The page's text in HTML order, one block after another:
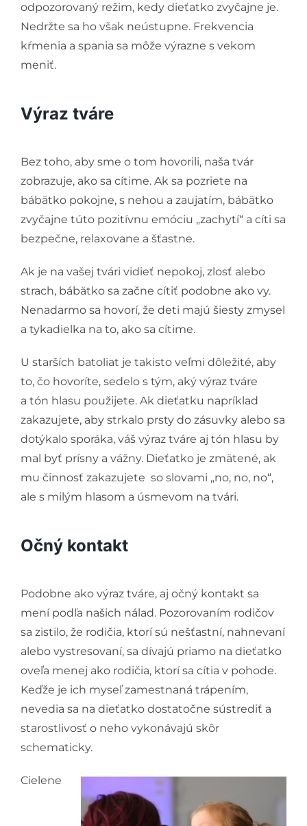
odpozorovaný režim, kedy dieťatko zvyčajne je.
Nedržte sa ho však neústupne. Frekvencia
kŕmenia a spania sa môže výrazne s vekom
meniť.
Výraz tváre
Bez toho, aby sme o tom hovorili, naša tvár
zobrazuje, ako sa cítime. Ak sa pozriete na
bábätko pokojne, s nehou a zaujatím, bábätko
zvyčajne túto pozitívnu emóciu „zachytí“ a cíti sa
bezpečne, relaxovane a šťastne.
Ak je na vašej tvári vidieť nepokoj, zlosť alebo
strach, bábätko sa začne cítiť podobne ako vy.
Nenadarmo sa hovorí, že deti majú šiesty zmysel
a tykadielka na to, ako sa cítime.
U starších batoliat je takisto veľmi dôležité, aby
to, čo hovoríte, sedelo s tým, aký výraz tváre
a tón hlasu použijete. Ak dieťatku napríklad
zakazujete, aby strkalo prsty do zásuvky alebo sa
dotýkalo sporáka, váš výraz tváre aj tón hlasu by
mal byť prísny a vážny. Dieťatko je zmätené, ak
mu činnosť zakazujete so slovami „no, no, no“,
ale s milým hlasom a úsmevom na tvári.
Očný kontakt
Podobne ako výraz tváre, aj očný kontakt sa
mení podľa našich nálad. Pozorovaním rodičov
sa zistilo, že rodičia, ktorí sú nešťastní, nahnevaní
alebo vystresovaní, sa dívajú priamo na dieťatko
oveľa menej ako rodičia, ktorí sa cítia v pohode.
Keďže je ich myseľ zamestnaná trápením,
nevedia sa na dieťatko dostatočne sústrediť a
starostlivosť o neho vykonávajú skôr
schematicky.
Cielene